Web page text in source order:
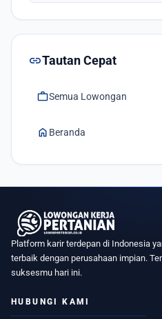
linkTautan Cepat
workSemua Lowongan
home Beranda
Platform karir terdepan di Indonesia
terbaik dengan perusahaan impian.
suksesmu hari ini.
HUBUNGI KAMI